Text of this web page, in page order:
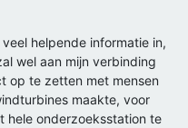
helpende informatie in,
wel aan mijn verbinding
op te zetten met mensen
maakte, voor
hele onderzoeksstation te